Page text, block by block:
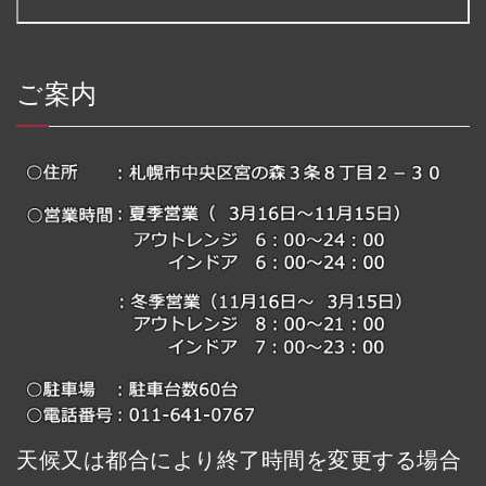
ご案内
天候又は都合により終了時間を変更する場合